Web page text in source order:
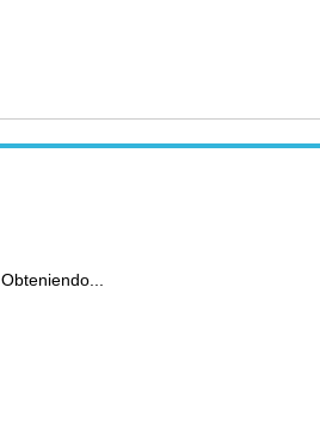
Obteniendo...